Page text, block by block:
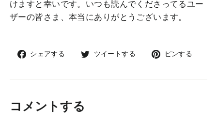
けますと幸いです。いつも読んでくださってるユー
ザーの皆さま、本当にありがとうございます。
シェアする
Facebook
シ
ア
ツイートする
Twitter
ツ
ピンする
ピ
コメントする